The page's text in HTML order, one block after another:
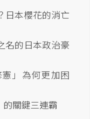
日本櫻花的消亡
名的日本政治豪
」為何更加困
的關鍵三連霸